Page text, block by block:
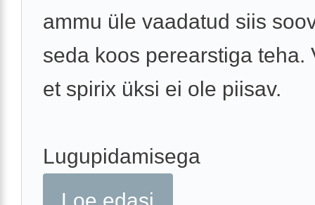
ammu üle vaadatud siis
seda koos perearstiga teha.
et spirix üksi ei ole piisav.
Lugupidamisega
Loe edasi